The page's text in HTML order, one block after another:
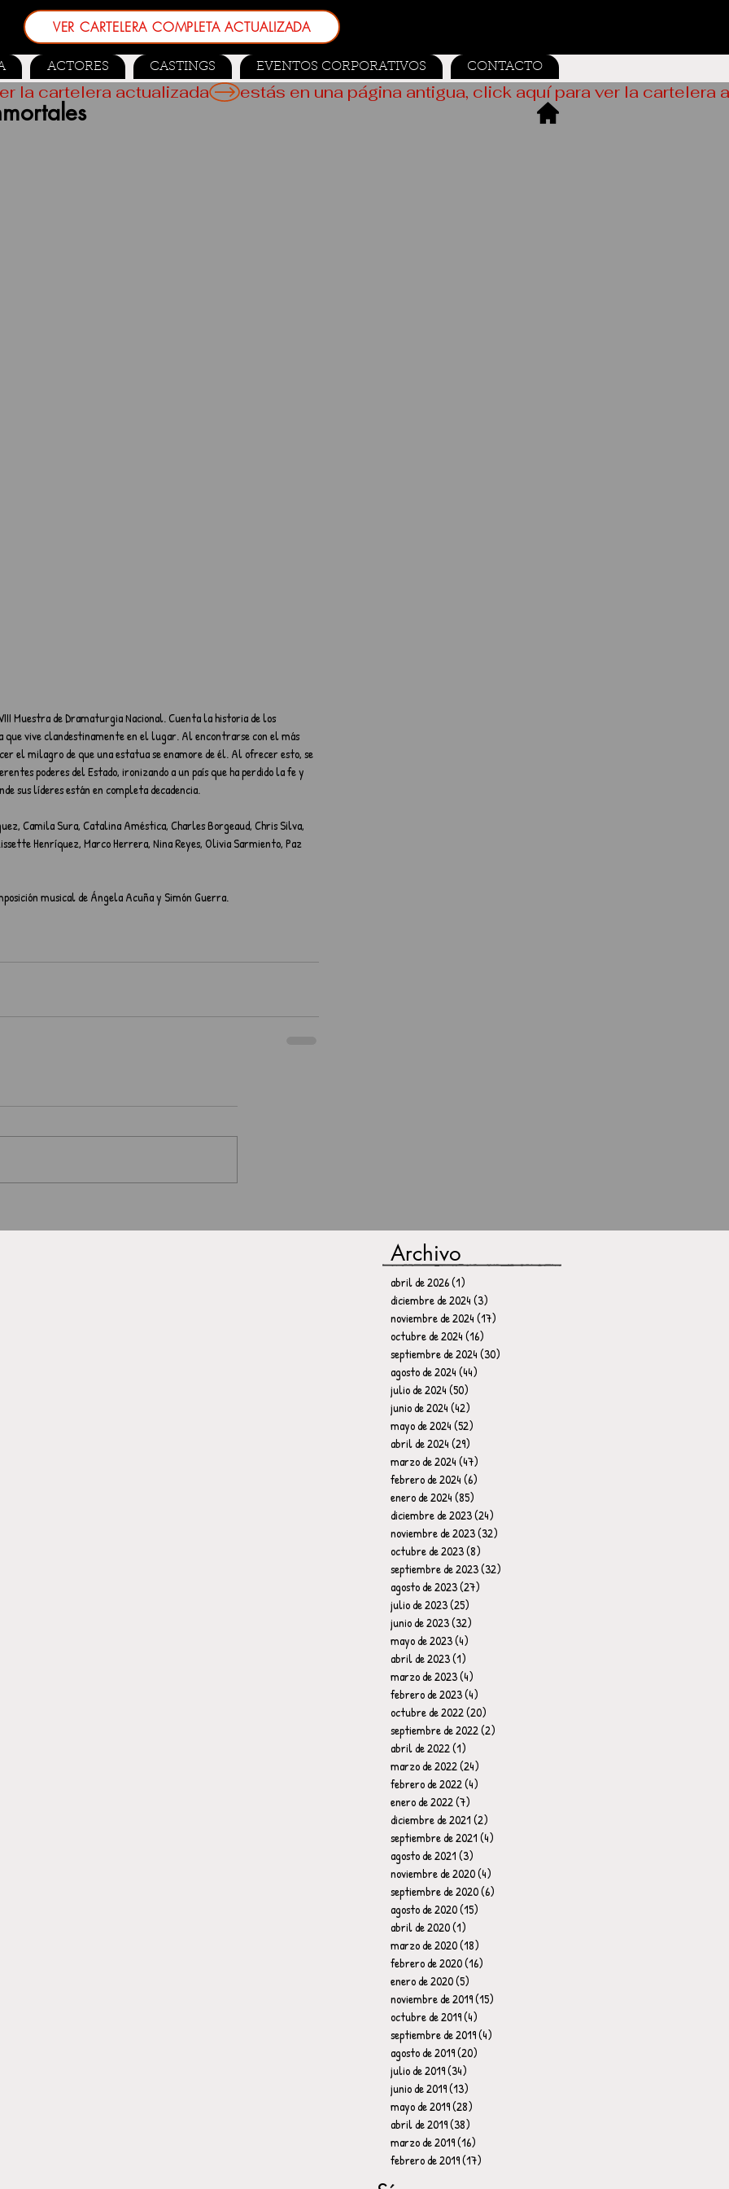
VER CARTELERA COMPLETA ACTUALIZADA
ACTORES CASTINGS EVENTOS CORPORATIVOS CONTACTO
Muestra de Dramaturgia Nacional. Cuenta la historia de los
vive clandestinamente en el lugar. Al encontrarse con el más
el milagro de que una estatua se enamore de él. Al ofrecer esto, se
poderes del Estado, ironizando a un país que ha perdido la fe y
sus líderes están en completa decadencia.
Camila Sura, Catalina Améstica, Charles Borgeaud, Chris Silva,
Henríquez, Marco Herrera, Nina Reyes, Olivia Sarmiento, Paz
musical de Ángela Acuña y Simón Guerra.
la cartelera actualizada
Archivo
abril de 2026(1)
diciembre de 2024(3)
noviembre de 2024(17)
octubre de 2024(16)
septiembre de 2024(30)
agosto de 2024(44)
julio de 2024(50)
junio de 2024(42)
mayo de 2024(52)
abril de 2024(29)
marzo de 2024(47)
febrero de 2024(6)
enero de 2024(85)
diciembre de 2023(24)
noviembre de 2023(32)
octubre de 2023(8)
septiembre de 2023(32)
agosto de 2023(27)
julio de 2023(25)
junio de 2023(32)
mayo de 2023(4)
abril de 2023(1)
marzo de 2023(4)
febrero de 2023(4)
octubre de 2022(20)
septiembre de 2022(2)
abril de 2022(1)
marzo de 2022(24)
febrero de 2022(4)
enero de 2022(7)
diciembre de 2021(2)
septiembre de 2021(4)
agosto de 2021(3)
noviembre de 2020(4)
septiembre de 2020(6)
agosto de 2020(15)
abril de 2020(1)
marzo de 2020(18)
febrero de 2020(16)
enero de 2020(5)
noviembre de 2019(15)
octubre de 2019(4)
septiembre de 2019(4)
agosto de 2019(20)
julio de 2019(34)
junio de 2019(13)
mayo de 2019(28)
abril de 2019(38)
marzo de 2019(16)
febrero de 2019(17)